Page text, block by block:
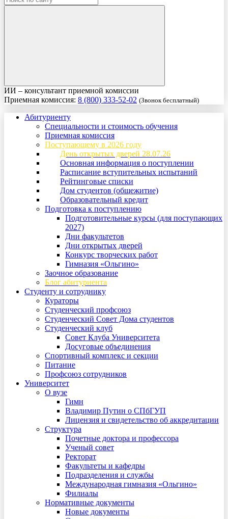
ИИ – консультант приемной комиссии
Приемная комиссия: 8 (800) 333-52-02 (Звонок бесплатный)
Абитуриенту
Специальности и стоимость обучения
Приемная комиссия
Поступающему в 2026 году
День открытых дверей 28.07.26
Основная информация о поступлении
Расписание вступительных испытаний
Рейтинговые списки
Дом студентов (общежитие)
Образовательный кредит
Подготовка к поступлению
Подготовительные курсы (для поступающих
2027)
Дни факультетов
Дни открытых дверей
Конкурс творческих работ
Гимназия «Ольгино»
Заочное образование
Блог абитуриента
Студенту и сотруднику
Кураторы
Студенческий профсоюз
Студенческий Совет Дома студентов
Студенческий клуб
Совет Клуба Университета
Досуговые объединения
Спортивный комплекс и секции
Питание
Профсоюз сотрудников
Университет
О вузе
Гимн
Владимир Путин о СПбГУП
Лицензия и свидетельство об аккредитации
Структура
Почетные доктора и профессора
Ученый совет
Ректорат
Факультеты и кафедры
Подразделения и службы
Международная гимназия «Ольгино»
Филиалы
Нормативные документы
Новые документы